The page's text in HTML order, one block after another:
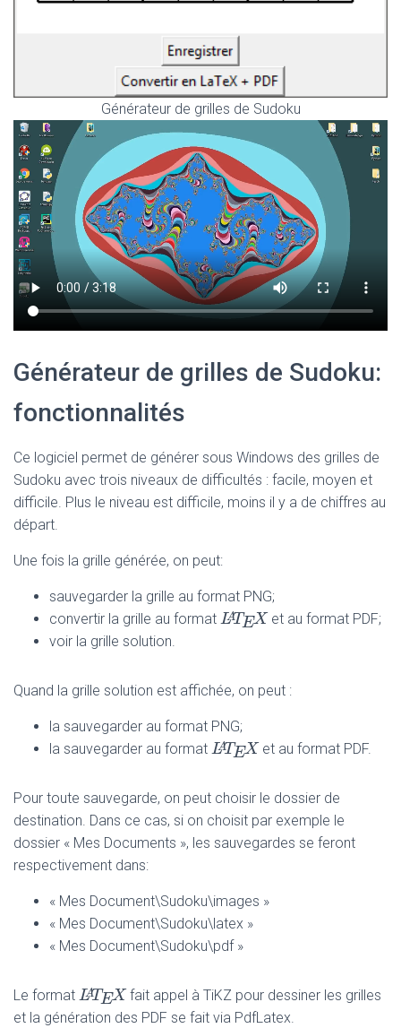
Générateur de grilles de Sudoku
Générateur de grilles de Sudoku:
fonctionnalités
Ce logiciel permet de générer sous Windows des grilles de
Sudoku avec trois niveaux de difficultés : facile, moyen et
difficile. Plus le niveau est difficile, moins il y a de chiffres au
départ.
Une fois la grille générée, on peut:
sauvegarder la grille au format PNG;
convertir la grille au format LATEX
LATEX et au format PDF;
voir la grille solution.
Quand la grille solution est affichée, on peut :
la sauvegarder au format PNG;
la sauvegarder au format LATEX
LATEX et au format PDF.
Pour toute sauvegarde, on peut choisir le dossier de
destination. Dans ce cas, si on choisit par exemple le
dossier « Mes Documents », les sauvegardes se feront
respectivement dans:
« Mes Document\Sudoku\images »
« Mes Document\Sudoku\latex »
« Mes Document\Sudoku\pdf »
Le format LATEX
LATEXfait appel à TiKZ pour dessiner les grilles
et la génération des PDF se fait via PdfLatex.